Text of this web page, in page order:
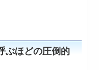
ぶほどの圧倒的